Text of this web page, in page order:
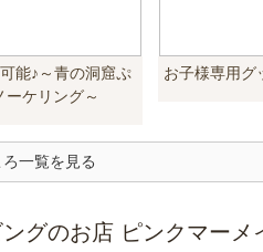
能♪～青の洞窟ぷ
ーケリング～
お子様専用グ
ろ一覧を見る
グのお店 ピンクマーメ